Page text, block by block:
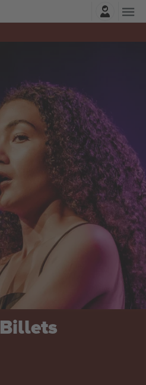
Billets